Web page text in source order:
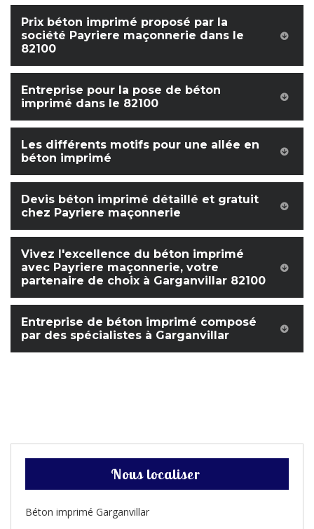
Prix béton imprimé proposé par la
société Payriere maçonnerie dans le
82100
Entreprise pour la pose de béton
imprimé dans le 82100
Les différents motifs pour une allée en
béton imprimé
Devis béton imprimé détaillé et gratuit
chez Payriere maçonnerie
Vivez l'excellence du béton imprimé
avec Payriere maçonnerie, votre
partenaire de choix à Garganvillar 82100
Entreprise de béton imprimé composé
par des spécialistes à Garganvillar
Nous localiser
Béton imprimé Garganvillar